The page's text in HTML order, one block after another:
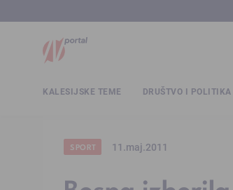
KALESIJSKE TEME DRUŠTVO I POLITIKA
SPORT 11.maj.2011